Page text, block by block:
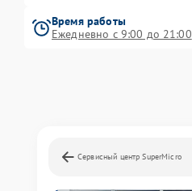
Время работы
Ежедневно с 9:00 до 21:00
Сервисный центр SuperMicro